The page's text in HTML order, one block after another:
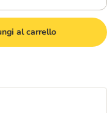
al carrello